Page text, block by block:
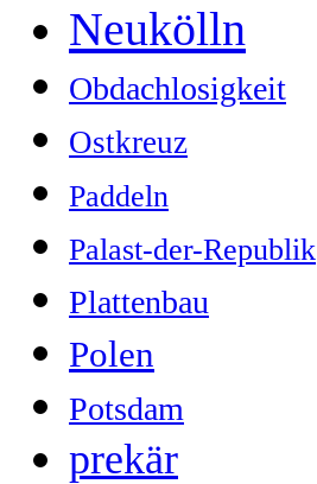
Neukölln
Obdachlosigkeit
Ostkreuz
Paddeln
Palast-der-Republik
Plattenbau
Polen
Potsdam
prekär